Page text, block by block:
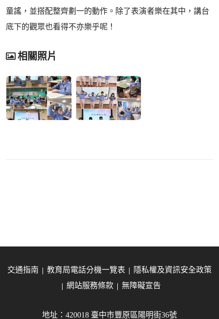
童謠，並搭配整齊劃一的動作。除了表演者樂在其中，講台
底下的觀眾也看得不亦樂乎呢！
相關照片
交通指南 教育局電話分機一覽表
隱私權及資訊安全政策
網站服務條款
無障礙宣告
地址：420018 臺中市豐原區陽明街36號